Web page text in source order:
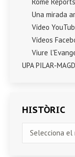
Una mirada
Vídeo
Vídeos
Viure
UPA PILAR-
HISTÒRIC